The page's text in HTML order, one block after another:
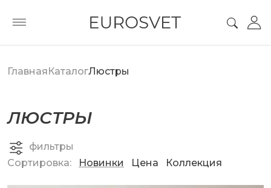
ГлавнаяКаталогЛюстры
ЛЮСТРЫ
фильтры
Сортировка:
Новинки Цена Коллекция